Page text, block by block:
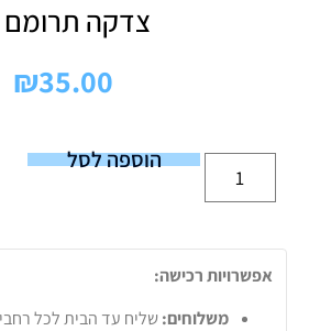
צדקה תרומם
₪35.00
הוספה לסל
אפשרויות רכישה:
משלוחים: